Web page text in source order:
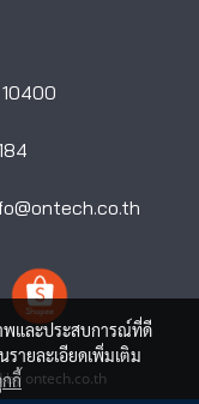
ontech.co.th
พและประสบการณ์ที่ดี
รายละเอียดเพิ่มเติม
กี้